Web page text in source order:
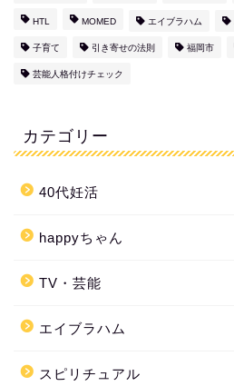
HTL MOMED エイブラハム
子育て 引き寄せの法則 福岡市
芸能人格付けチェック
カテゴリー
40代妊活
happyちゃん
TV・芸能
エイブラハム
スピリチュアル